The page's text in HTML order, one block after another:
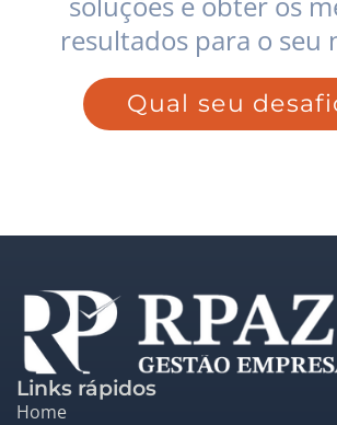
resultados para o seu
Qual seu
Links rápidos
Home